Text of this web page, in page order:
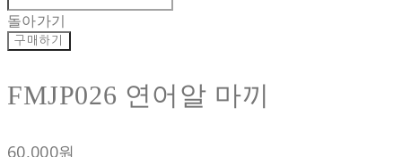
돌아가기
구매하기
FMJP026 연어알 마끼
60,000원